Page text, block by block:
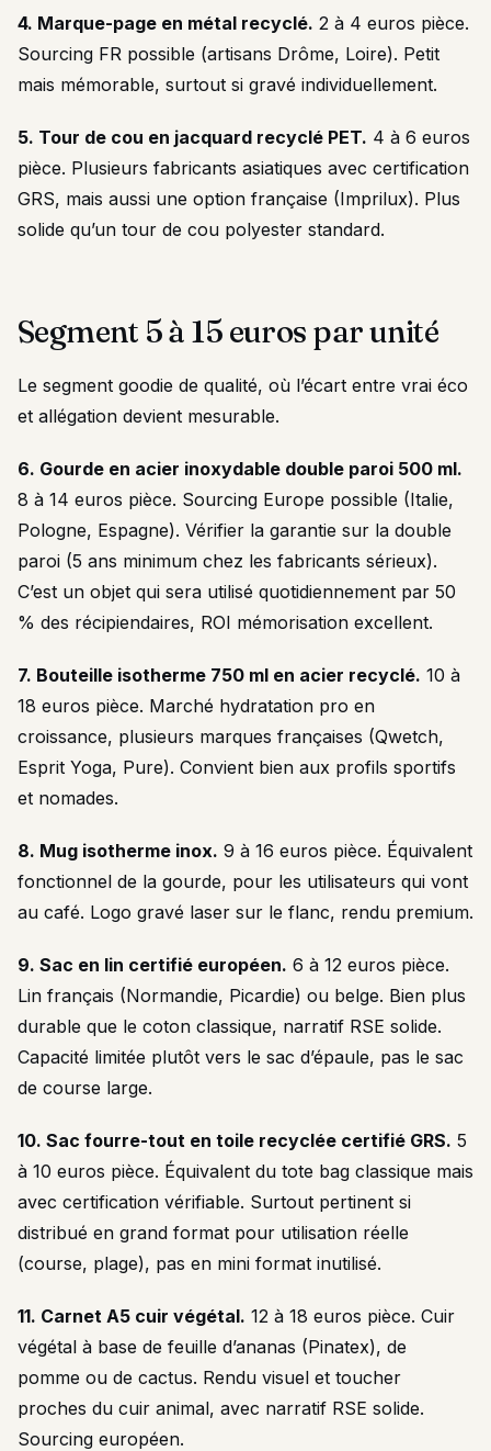
4. Marque-page en métal recyclé. 2 à 4 euros pièce.
Sourcing FR possible (artisans Drôme, Loire). Petit
mais mémorable, surtout si gravé individuellement.
5. Tour de cou en jacquard recyclé PET. 4 à 6 euros
pièce. Plusieurs fabricants asiatiques avec certification
GRS, mais aussi une option française (Imprilux). Plus
solide qu’un tour de cou polyester standard.
Segment 5 à 15 euros par unité
Le segment goodie de qualité, où l’écart entre vrai éco
et allégation devient mesurable.
6. Gourde en acier inoxydable double paroi 500 ml.
8 à 14 euros pièce. Sourcing Europe possible (Italie,
Pologne, Espagne). Vérifier la garantie sur la double
paroi (5 ans minimum chez les fabricants sérieux).
C’est un objet qui sera utilisé quotidiennement par 50
% des récipiendaires, ROI mémorisation excellent.
7. Bouteille isotherme 750 ml en acier recyclé. 10 à
18 euros pièce. Marché hydratation pro en
croissance, plusieurs marques françaises (Qwetch,
Esprit Yoga, Pure). Convient bien aux profils sportifs
et nomades.
8. Mug isotherme inox. 9 à 16 euros pièce. Équivalent
fonctionnel de la gourde, pour les utilisateurs qui vont
au café. Logo gravé laser sur le flanc, rendu premium.
9. Sac en lin certifié européen. 6 à 12 euros pièce.
Lin français (Normandie, Picardie) ou belge. Bien plus
durable que le coton classique, narratif RSE solide.
Capacité limitée plutôt vers le sac d’épaule, pas le sac
de course large.
10. Sac fourre-tout en toile recyclée certifié GRS. 5
à 10 euros pièce. Équivalent du tote bag classique mais
avec certification vérifiable. Surtout pertinent si
distribué en grand format pour utilisation réelle
(course, plage), pas en mini format inutilisé.
11. Carnet A5 cuir végétal. 12 à 18 euros pièce. Cuir
végétal à base de feuille d’ananas (Pinatex), de
pomme ou de cactus. Rendu visuel et toucher
proches du cuir animal, avec narratif RSE solide.
Sourcing européen.